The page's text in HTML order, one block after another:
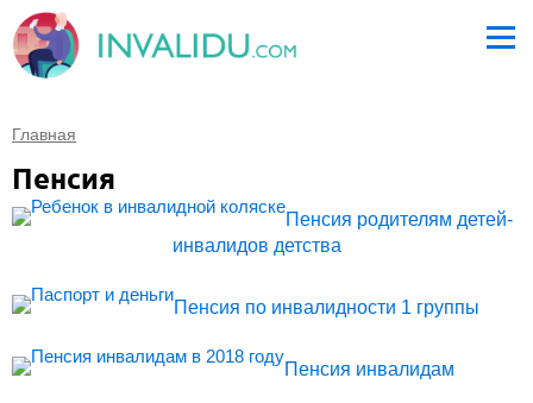
Главная
Пенсия
Пенсия родителям детей-
инвалидов детства
Пенсия по инвалидности 1 группы
Пенсия инвалидам